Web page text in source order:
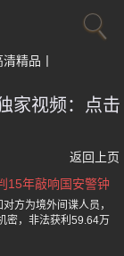
清精品
家视频：点击
返回上页
15年敲响国安警钟
方为境外间谍人员，
密，非法获利59.64万